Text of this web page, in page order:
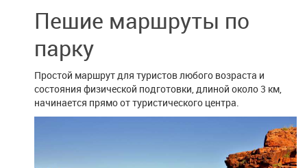
Пешие маршруты по
парку
Простой маршрут для туристов любого возраста и
состояния физической подготовки, длиной около 3 км,
начинается прямо от туристического центра.